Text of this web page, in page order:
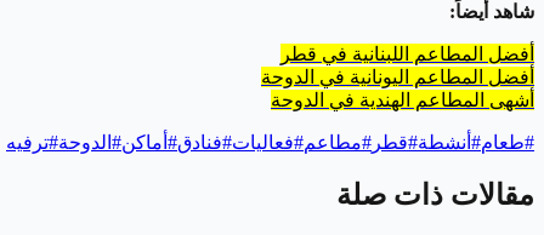
شاهد أيضاً:
أفضل المطاعم اللبنانية في قطر
أفضل المطاعم اليونانية في الدوحة
أشهى المطاعم الهندية في الدوحة
#طعام# أنشطة#قطر #مطاعم#فعاليات#فنادق# أماكن# الدوحة#ترفيه
مقالات ذات صلة